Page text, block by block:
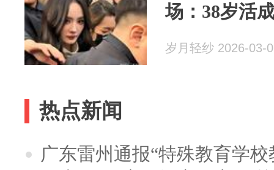
场：38岁活
岁月轻纱 2026-03-
热点新闻
广东雷州通报“特殊教育学